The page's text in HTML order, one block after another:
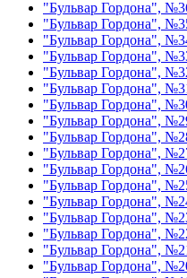
"Бульвар Гордона",
"Бульвар Гордона",
"Бульвар Гордона",
"Бульвар Гордона",
"Бульвар Гордона",
"Бульвар Гордона",
"Бульвар Гордона",
"Бульвар Гордона",
"Бульвар Гордона",
"Бульвар Гордона",
"Бульвар Гордона",
"Бульвар Гордона",
"Бульвар Гордона",
"Бульвар Гордона",
"Бульвар Гордона",
"Бульвар Гордона",
"Бульвар Гордона",